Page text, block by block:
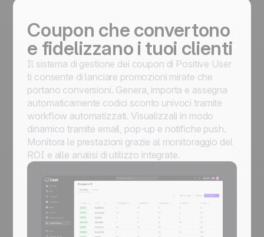
Coupon che convertono
e fidelizzano i tuoi clienti
Il sistema di gestione dei coupon di Positive User
ti consente di lanciare promozioni mirate che
portano conversioni. Genera, importa e assegna
automaticamente codici sconto univoci tramite
workflow automatizzati. Visualizzali in modo
dinamico tramite email, pop-up e notifiche push.
Monitora le prestazioni grazie al monitoraggio del
ROI e alle analisi di utilizzo integrate.